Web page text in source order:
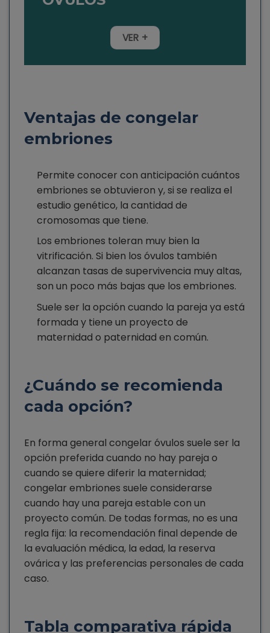
VER +
Ventajas de congelar
embriones
Permite conocer con anticipación cuántos
embriones se obtuvieron y, si se realiza el
estudio genético, la cantidad de
cromosomas que tiene.
Los embriones toleran muy bien la
vitrificación. Si bien los óvulos también
alcanzan tasas de supervivencia muy altas,
son un poco más bajas que los embriones.
Suele ser la opción cuando la pareja ya está
formada y tiene un proyecto de
maternidad o paternidad en común.
¿Cuándo se recomienda
cada opción?
En forma general congelar óvulos suele ser la
opción preferida cuando no hay pareja o
cuando se quiere diferir la maternidad;
congelar embriones suele considerarse
cuando hay una pareja estable con un
proyecto común. De todas formas, no es una
regla fija: la recomendación final depende de
la evaluación médica, la edad, la reserva
ovárica y las preferencias personales de cada
caso.
Tabla comparativa rápida